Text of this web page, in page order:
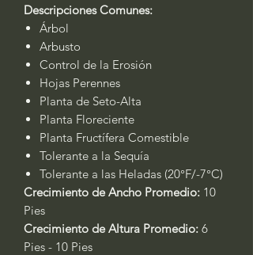
Descripciones Comunes:
Árbol
Arbusto
Control de la Erosión
Hojas Perennes
Planta de Seto-Alta
Planta Floreciente
Planta Fructífera Comestible
Tolerante a la Sequía
Tolerante a las Heladas (20°F/-7°C)
Crecimiento de Ancho Promedio: 10
Pies
Crecimiento de Altura Promedio: 6
Pies - 10 Pies